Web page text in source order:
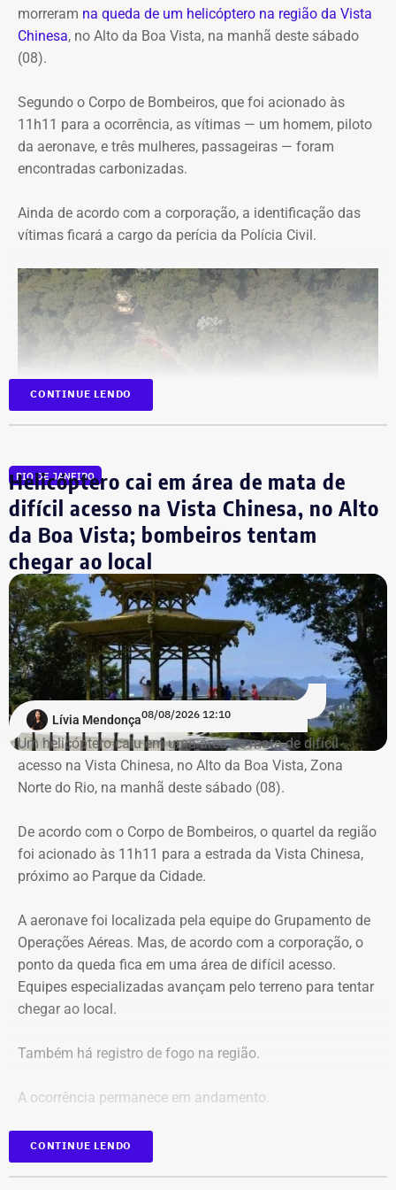
acesso à cultura
De acordo com documentos do processo administrativo,
estrutura anterior. A própria secretaria registra que a
contratação vigente já não atendia à demanda do
Passaporte Cultural, justificando o reforço no transporte
para atender ao crescimento do programa.
A legislação estabelece que até 40% dos recursos
destinados ao fomento cultural sejam aplicados na
direcionados ao interior e às demais regiões fluminenses.
Também determina a reserva mínima de 1% dos recursos
para ações voltadas às pessoas com deficiência.
14.133/2021, a Nova Lei de Licitações.
morreram na queda de um helicóptero na região da Vista
Chinesa, no Alto da Boa Vista, na manhã deste sábado
(08).
Segundo o Corpo de Bombeiros, que foi acionado às
11h11 para a ocorrência, as vítimas — um homem, piloto
da aeronave, e três mulheres, passageiras — foram
encontradas carbonizadas.
Ainda de acordo com a corporação, a identificação das
vítimas ficará a cargo da perícia da Polícia Civil.
Carros dos bombeiros na área da Vista Chinesa — Foto: Reprodução/TV
Globo
Destroços da aeronave, um Robinson 44, foram
localizados pela equipe do Grupamento de Operações
Aéreas.
Há registro de fogo na região, e militares especializados
em combate a incêndios florestais também foram
mobilizados.
Para dar apoio às buscas do Corpo de Bombeiros, o
ICMBio informou que um pequeno e restrito trecho da
Estrada da Vista Chinesa, em frente ao pagode chinês da
Vista Chinesa, foi interditado. A Vista Chinesa fica dentro
CONTINUE LENDO
RIO DE JANEIRO
Helicóptero cai em área de mata de
difícil acesso na Vista Chinesa, no Alto
da Boa Vista; bombeiros tentam
chegar ao local
Lívia Mendonça08/08/2026 12:10
Um helicóptero caiu em uma área de mata de difícil
acesso na Vista Chinesa, no Alto da Boa Vista, Zona
Norte do Rio, na manhã deste sábado (08).
De acordo com o Corpo de Bombeiros, o quartel da região
foi acionado às 11h11 para a estrada da Vista Chinesa,
próximo ao Parque da Cidade.
A aeronave foi localizada pela equipe do Grupamento de
Operações Aéreas. Mas, de acordo com a corporação, o
ponto da queda fica em uma área de difícil acesso.
Equipes especializadas avançam pelo terreno para tentar
chegar ao local.
Também há registro de fogo na região.
A ocorrência permanece em andamento.
*Em atualização
CONTINUE LENDO